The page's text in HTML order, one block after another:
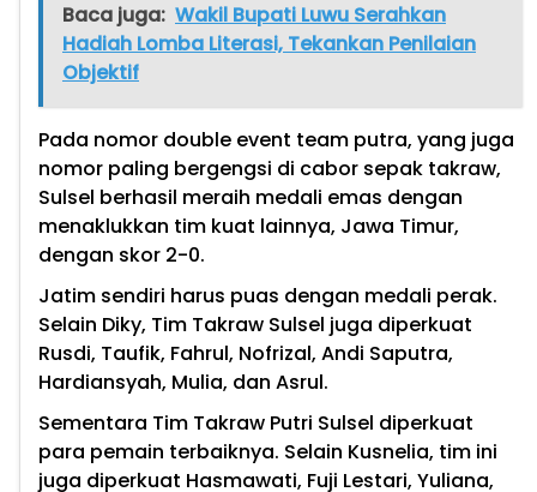
Baca juga: Wakil Bupati Luwu Serahkan
Hadiah Lomba Literasi, Tekankan Penilaian
Objektif
Pada nomor double event team putra, yang juga
nomor paling bergengsi di cabor sepak takraw,
Sulsel berhasil meraih medali emas dengan
menaklukkan tim kuat lainnya, Jawa Timur,
dengan skor 2-0.
Jatim sendiri harus puas dengan medali perak.
Selain Diky, Tim Takraw Sulsel juga diperkuat
Rusdi, Taufik, Fahrul, Nofrizal, Andi Saputra,
Hardiansyah, Mulia, dan Asrul.
Sementara Tim Takraw Putri Sulsel diperkuat
para pemain terbaiknya. Selain Kusnelia, tim ini
juga diperkuat Hasmawati, Fuji Lestari, Yuliana,